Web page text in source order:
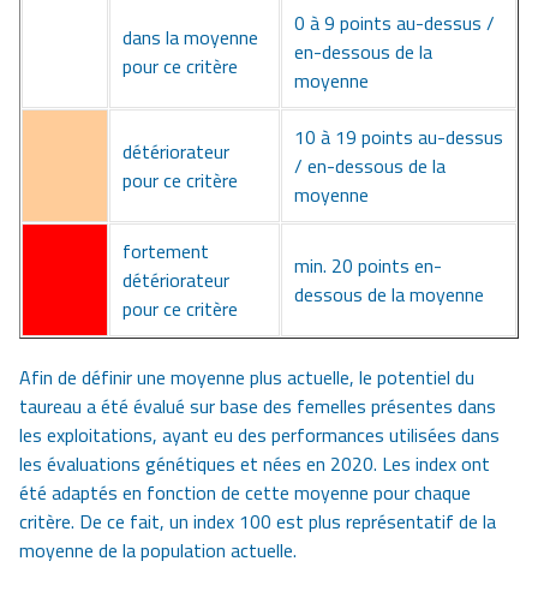
dans la moyenne
pour ce critère
0 à 9 points au-dessus /
en-dessous de la
moyenne
détériorateur
pour ce critère
10 à 19 points au-dessus
/ en-dessous de la
moyenne
fortement
détériorateur
pour ce critère
min. 20 points en-
dessous de la moyenne
Afin de définir une moyenne plus actuelle, le potentiel du
taureau a été évalué sur base des femelles présentes dans
les exploitations, ayant eu des performances utilisées dans
les évaluations génétiques et nées en 2020. Les index ont
été adaptés en fonction de cette moyenne pour chaque
critère. De ce fait, un index 100 est plus représentatif de la
moyenne de la population actuelle.